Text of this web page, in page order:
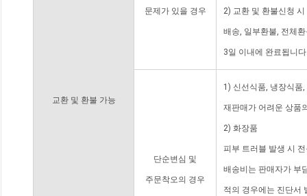
교환 및 환불 가능
문제가 있을 경우 2) 교환 및 환불신청
배송, 일부환불, 전체
3일 이내에 완료됩니
단순변심 및
주문착오의 경우
1) 신선식품, 냉장식품
재판매가 어려운 상품
2) 화장품
피부 트러블 발생 시
배송비는 판매자가 부
적의 경우에는 진단서